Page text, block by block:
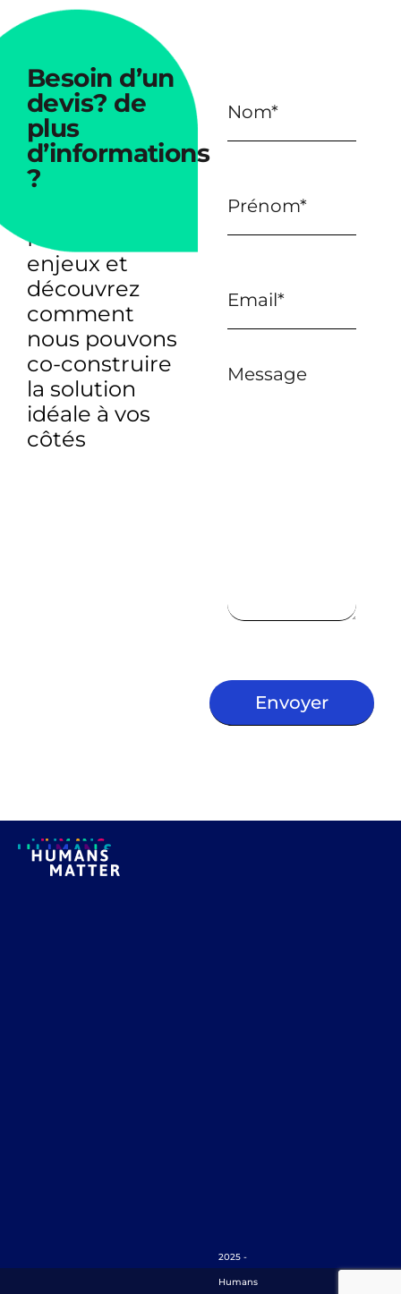
Besoin d’un
devis? de
plus
d’informations
?
Parlons de vos
enjeux et
découvrez
comment
nous pouvons
co-construire
la solution
idéale à vos
côtés
Message
2025 -
Humans